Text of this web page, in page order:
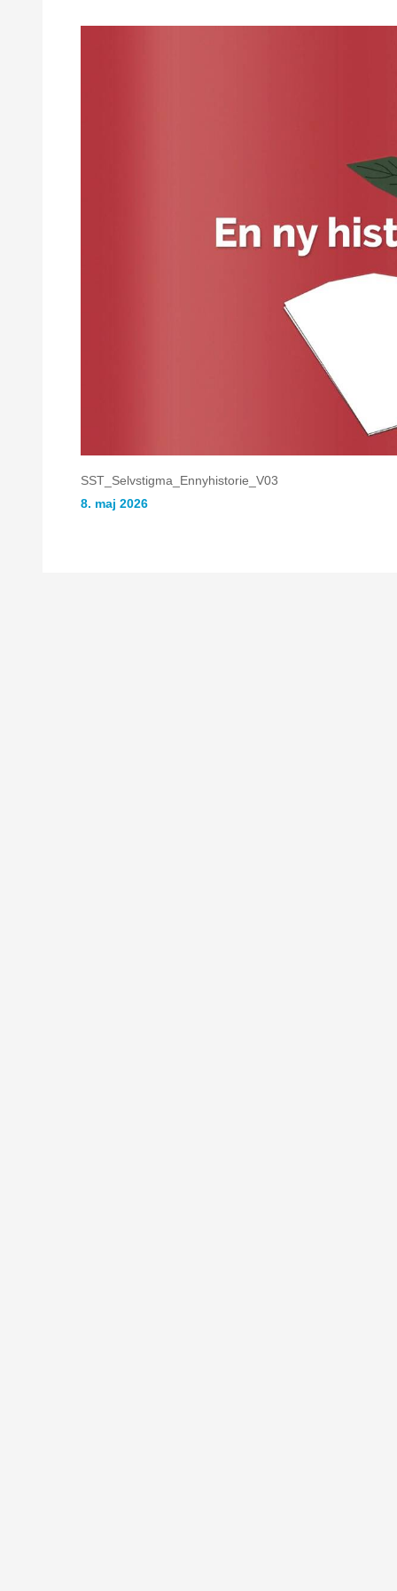
SST_Selvstigma_Ennyhistorie_V03
8. maj 2026